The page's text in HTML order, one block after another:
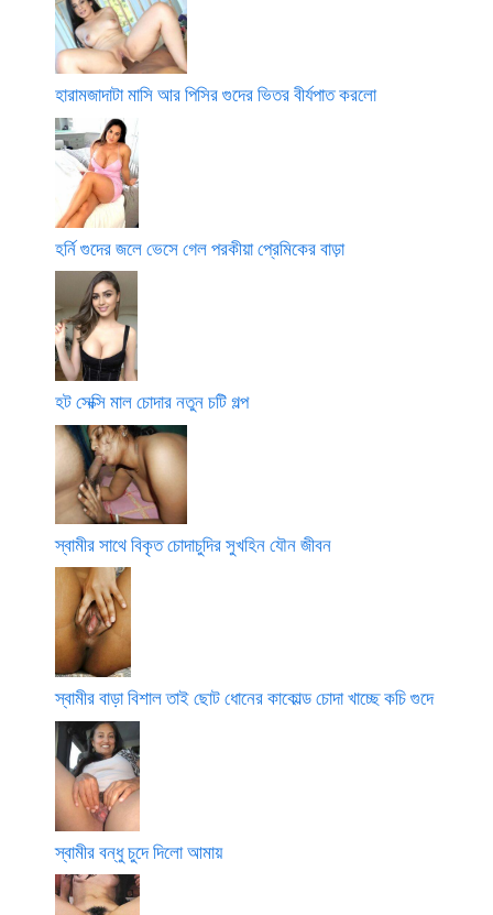
হারামজাদাটা মাসি আর পিসির গুদের ভিতর বীর্যপাত করলো
হর্নি গুদের জলে ভেসে গেল পরকীয়া প্রেমিকের বাড়া
হট সেক্সি মাল চোদার নতুন চটি গল্প
স্বামীর সাথে বিকৃত চোদাচুদির সুখহিন যৌন জীবন
স্বামীর বাড়া বিশাল তাই ছোট ধোনের কাকোল্ড চোদা খাচ্ছে কচি গুদে
স্বামীর বন্ধু চুদে দিলো আমায়